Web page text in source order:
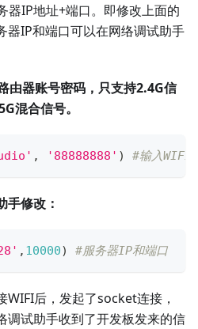
器IP地址+端口。即修改上面的
器IP和端口可以在网络调试助手
由器账号密码，只支持2.4G信
混合信号。
, '88888888' ) #输入WIFI
手修改：
, 10000) #服务器IP和端口
后，发起了socket连接，
调试助手收到了开发板发来的信